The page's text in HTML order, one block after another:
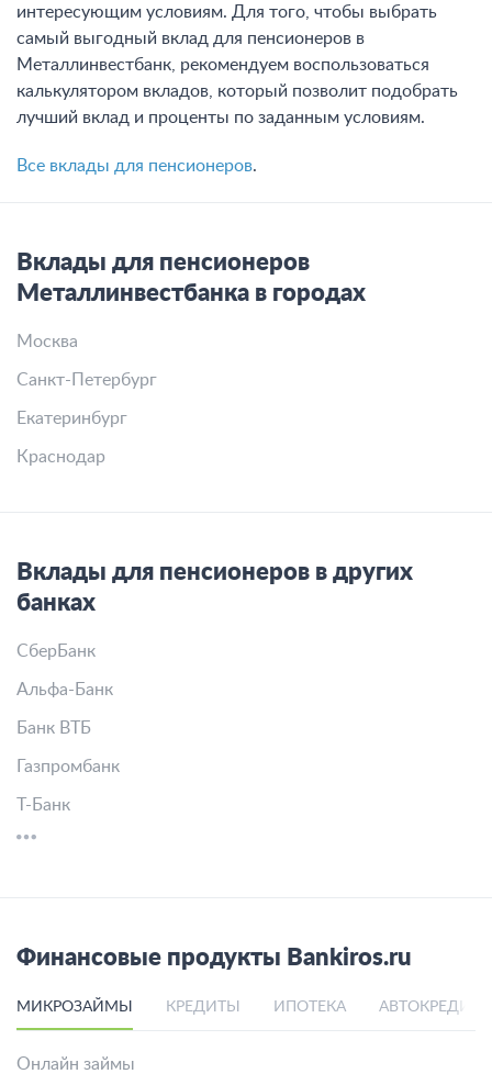
интересующим условиям. Для того, чтобы выбрать
самый выгодный вклад для пенсионеров в
Металлинвестбанк, рекомендуем воспользоваться
калькулятором вкладов, который позволит подобрать
лучший вклад и проценты по заданным условиям.
Все вклады для пенсионеров.
Вклады для пенсионеров
Металлинвестбанка в городах
Москва
Санкт-Петербург
Екатеринбург
Краснодар
Вклады для пенсионеров в других
банках
СберБанк
Альфа-Банк
Банк ВТБ
Газпромбанк
Т-Банк
Финансовые продукты Bankiros.ru
МИКРОЗАЙМЫ КРЕДИТЫ ИПОТЕКА
Онлайн займы